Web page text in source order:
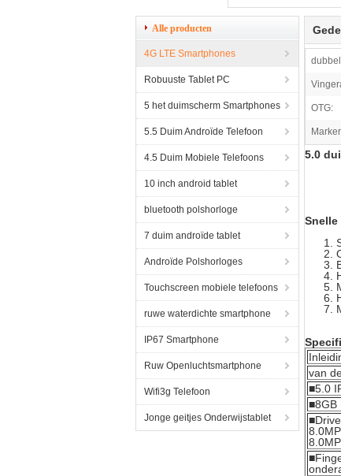
Alle producten
4G LTE Smartphones
Robuuste Tablet PC
5 het duimscherm Smartphones
5.5 Duim Androïde Telefoon
4.5 Duim Mobiele Telefoons
10 inch android tablet
bluetooth polshorloge
7 duim androïde tablet
Androïde Polshorloges
Touchscreen mobiele telefoons
ruwe waterdichte smartphone
IP67 Smartphone
Ruw Openluchtsmartphone
Wifi3g Telefoon
Jonge geitjes Onderwijstablet
OTG:
5.0
Snelle
van
■5.0
■8GB